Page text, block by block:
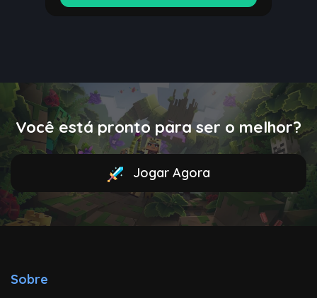
Você está pronto para ser o melhor?
Jogar Agora
Sobre